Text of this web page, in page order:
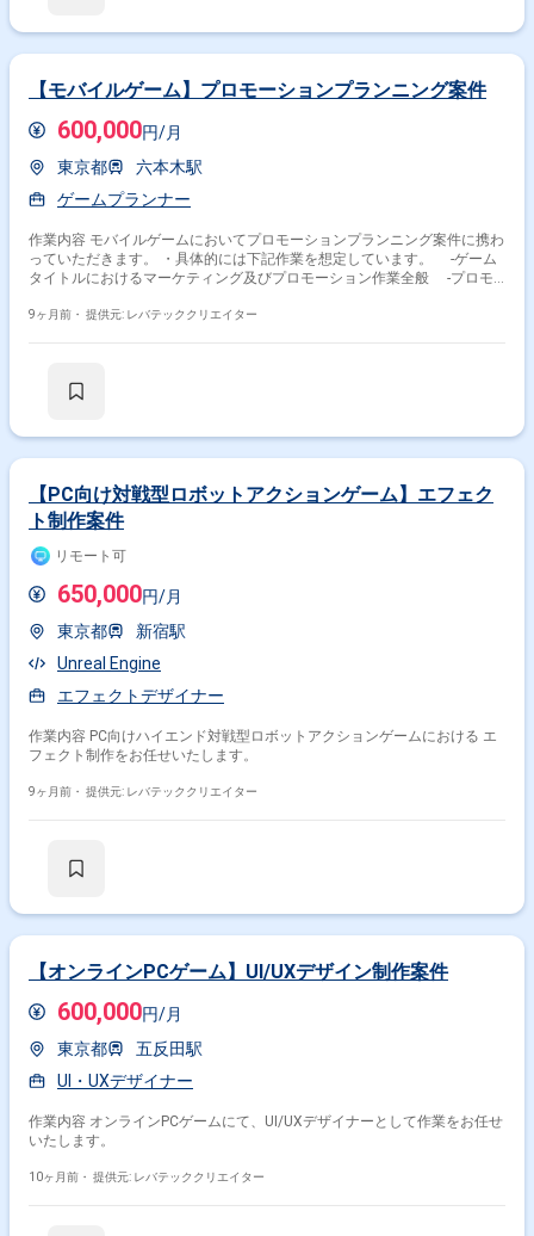
【モバイルゲーム】プロモーションプランニング案件
600,000円/月
東京都
六本木駅
ゲームプランナー
作業内容 モバイルゲームにおいてプロモーションプランニング案件に携わ
っていただきます。 ・具体的には下記作業を想定しています。 -ゲーム
タイトルにおけるマーケティング及びプロモーション作業全般 -プロモ
信及びファンコミュニティ運営 -Google、Meta等の広告運用及びデータ
9ヶ月前・ 提供元: レバテッククリエイター
【PC向け対戦型ロボットアクションゲーム】エフェク
ト制作案件
リモート可
650,000円/月
東京都
新宿駅
Unreal Engine
エフェクトデザイナー
作業内容 PC向けハイエンド対戦型ロボットアクションゲームにおける エ
フェクト制作をお任せいたします。
9ヶ月前・ 提供元: レバテッククリエイター
【オンラインPCゲーム】UI/UXデザイン制作案件
600,000円/月
東京都
五反田駅
UI・UXデザイナー
作業内容 オンラインPCゲームにて、UI/UXデザイナーとして作業をお任せ
いたします。
10ヶ月前・ 提供元: レバテッククリエイター